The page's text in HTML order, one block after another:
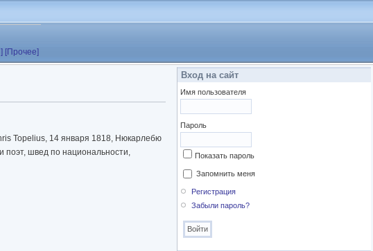
[Прочее]
Topelius, 14 января 1818, Нюкарлебю
швед по национальности,
Вход на сайт
Имя пользователя
Пароль
Показать пароль
Запомнить меня
Регистрация
Забыли пароль?